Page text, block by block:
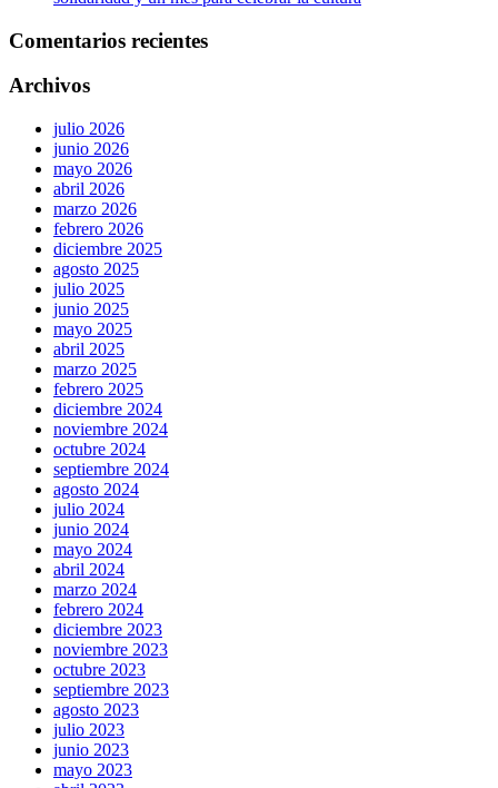
Comentarios recientes
Archivos
julio 2026
junio 2026
mayo 2026
abril 2026
marzo 2026
febrero 2026
diciembre 2025
agosto 2025
julio 2025
junio 2025
mayo 2025
abril 2025
marzo 2025
febrero 2025
diciembre 2024
noviembre 2024
octubre 2024
septiembre 2024
agosto 2024
julio 2024
junio 2024
mayo 2024
abril 2024
marzo 2024
febrero 2024
diciembre 2023
noviembre 2023
octubre 2023
septiembre 2023
agosto 2023
julio 2023
junio 2023
mayo 2023